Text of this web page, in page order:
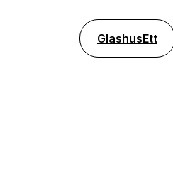
GlashusEtt